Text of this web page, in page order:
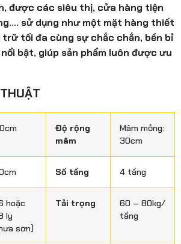
được các siêu thị, cửa hàng tiện
sử dụng như một mặt hàng thiết
trữ tối đa cùng sự chắc chắn, bền bỉ
bật, giúp sản phẩm luôn được ưu
Độ rộng
mâm
Mâm mỏng:
30cm
Số tầng 4 tầng
hoặc
ly
sơn)
Tải trọng
60 – 80kg/
tầng